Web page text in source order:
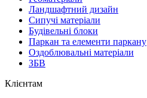
Ландшафтний дизайн
Сипучі матеріали
Будівельні блоки
Паркан та елементи паркану
Оздоблювальні матеріали
ЗБВ
Клієнтам